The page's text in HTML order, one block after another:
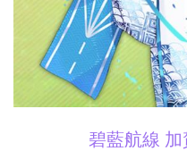
碧藍航線